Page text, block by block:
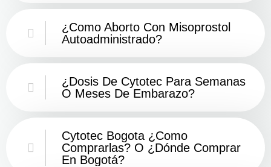
¿Como Aborto Con Misoprostol
Autoadministrado?
¿Dosis De Cytotec Para Semanas
O Meses De Embarazo?
Cytotec Bogota ¿Como
Comprarlas? O ¿Dónde Comprar
En Bogotá?